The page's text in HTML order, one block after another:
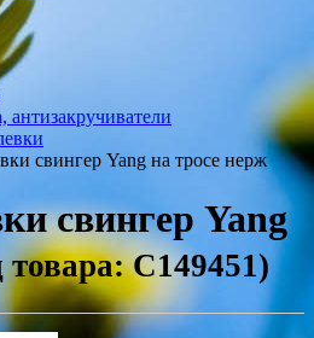
свингер Yang на тросе нерж
свингер Yang
товара: С149451)